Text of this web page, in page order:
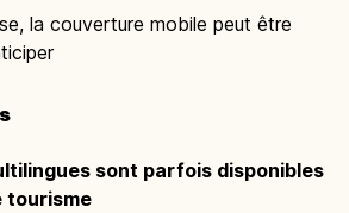
la couverture mobile peut être
sont parfois disponibles
tourisme